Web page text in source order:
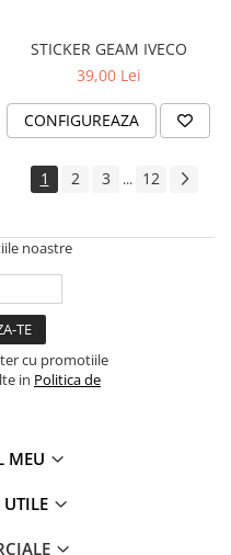
STICKER GEAM IVECO
39,00 Lei
CONFIGUREAZA
1 2 3 ... 12
noastre
cu promotiile
in Politica de
MEU